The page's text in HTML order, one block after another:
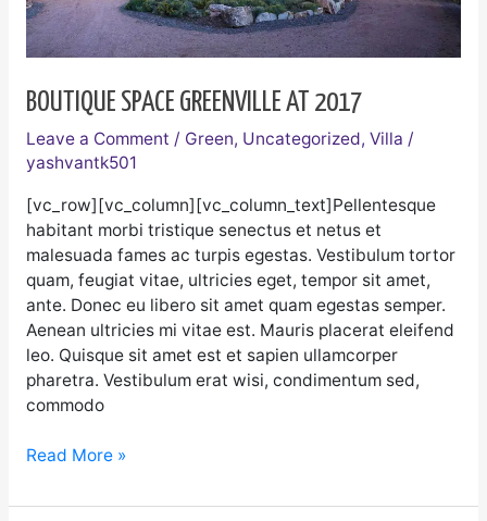
BOUTIQUE SPACE GREENVILLE AT 2017
Leave a Comment / Green, Uncategorized, Villa /
yashvantk501
[vc_row][vc_column][vc_column_text]Pellentesque
habitant morbi tristique senectus et netus et
malesuada fames ac turpis egestas. Vestibulum tortor
quam, feugiat vitae, ultricies eget, tempor sit amet,
ante. Donec eu libero sit amet quam egestas semper.
Aenean ultricies mi vitae est. Mauris placerat eleifend
leo. Quisque sit amet est et sapien ullamcorper
pharetra. Vestibulum erat wisi, condimentum sed,
commodo
Read More »